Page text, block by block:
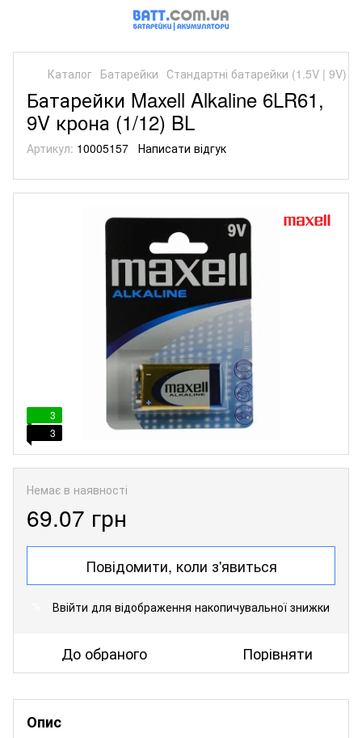
Каталог Батарейки Стандартні батарейки (1.5V | 9V)
Батарейки Maxell Alkaline 6LR61,
9V крона (1/12) BL
Артикул: 10005157 Написати відгук
3
3
Немає в наявності
69.07 грн
Повідомити, коли з'явиться
Ввійти для відображення накопичувальної знижки
До обраного Порівняти
Опис